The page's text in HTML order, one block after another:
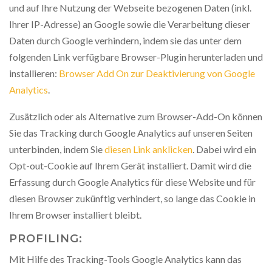
und auf Ihre Nutzung der Webseite bezogenen Daten (inkl.
Ihrer IP-Adresse) an Google sowie die Verarbeitung dieser
Daten durch Google verhindern, indem sie das unter dem
folgenden Link verfügbare Browser-Plugin herunterladen und
installieren: Browser Add On zur Deaktivierung von Google
Analytics.
Zusätzlich oder als Alternative zum Browser-Add-On können
Sie das Tracking durch Google Analytics auf unseren Seiten
unterbinden, indem Siediesen Link anklicken. Dabei wird ein
Opt-out-Cookie auf Ihrem Gerät installiert. Damit wird die
Erfassung durch Google Analytics für diese Website und für
diesen Browser zukünftig verhindert, so lange das Cookie in
Ihrem Browser installiert bleibt.
PROFILING:
Mit Hilfe des Tracking-Tools Google Analytics kann das